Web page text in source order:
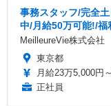
事務スタッフ/完全
中/月給50万可能!/福
MeilleureVie株式会社
東京都
月給23万5,000円
正社員